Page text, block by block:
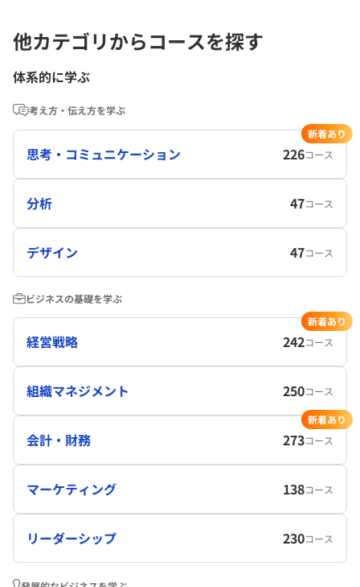
他カテゴリからコースを探す
体系的に学ぶ
考え方・伝え方を学ぶ
思考・コミュニケーション 226コース
新着あり
分析 47コース
デザイン 47コース
ビジネスの基礎を学ぶ
経営戦略 242コース
新着あり
組織マネジメント 250コース
会計・財務 273コース
新着あり
マーケティング 138コース
リーダーシップ 230コース